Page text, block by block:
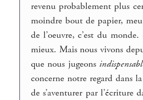
revenu probablement plus
moindre bout de papier,
de l’oeuvre, c’est du
mieux. Mais nous vivons
que nous jugeons
concerne notre regard dans
de s’aventurer par l’écriture